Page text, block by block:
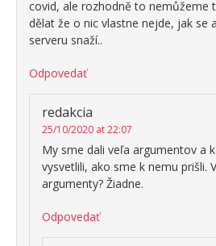
covid, ale rozhodně to nemůžeme
dělat že o nic vlastne nejde, jak se
serveru snaží..
Odpovedať
redakcia
25/10/2020 at 22:07
My sme dali veľa argumentov a
vysvetlili, ako sme k nemu prišli.
argumenty? Žiadne.
Odpovedať